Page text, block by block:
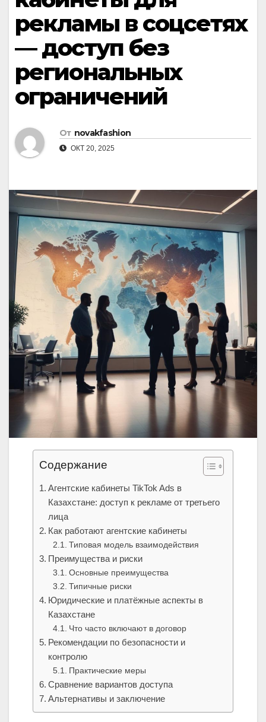
рекламы в соцсетях
— доступ без
региональных
ограничений
От novakfashion
ОКТ 20, 2025
Содержание
Агентские кабинеты TikTok Ads в
Казахстане: доступ к рекламе от третьего
лица
Как работают агентские кабинеты
Типовая модель взаимодействия
Преимущества и риски
Основные преимущества
Типичные риски
Юридические и платёжные аспекты в
Казахстане
Что часто включают в договор
Рекомендации по безопасности и
контролю
Практические меры
Сравнение вариантов доступа
Альтернативы и заключение